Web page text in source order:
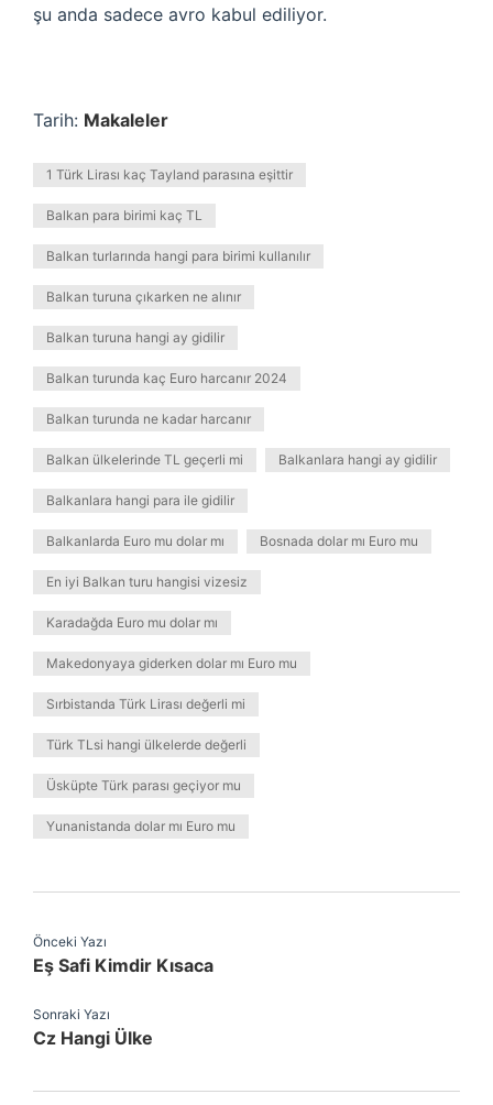
şu anda sadece avro kabul ediliyor.
Tarih: Makaleler
1 Türk Lirası kaç Tayland parasına eşittir
Balkan para birimi kaç TL
Balkan turlarında hangi para birimi kullanılır
Balkan turuna çıkarken ne alınır
Balkan turuna hangi ay gidilir
Balkan turunda kaç Euro harcanır 2024
Balkan turunda ne kadar harcanır
Balkan ülkelerinde TL geçerli mi Balkanlara hangi ay gidilir
Balkanlara hangi para ile gidilir
Balkanlarda Euro mu dolar mı Bosnada dolar mı Euro mu
En iyi Balkan turu hangisi vizesiz
Karadağda Euro mu dolar mı
Makedonyaya giderken dolar mı Euro mu
Sırbistanda Türk Lirası değerli mi
Türk TLsi hangi ülkelerde değerli
Üsküpte Türk parası geçiyor mu
Yunanistanda dolar mı Euro mu
Önceki Yazı
Eş Safi Kimdir Kısaca
Sonraki Yazı
Cz Hangi Ülke